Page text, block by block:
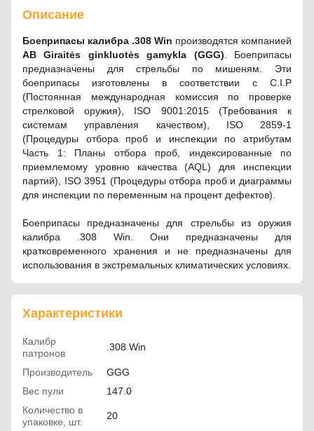
Описание
Боеприпасы калибра .308 Win производятся компанией
AB Giraitės ginkluotės gamykla (GGG) . Боеприпасы
предназначены для стрельбы по мишеням. Эти
боеприпасы изготовлены в соответствии с C.I.P
(Постоянная международная комиссия по проверке
стрелковой оружия), ISO 9001:2015 (Требования к
системам управления качеством), ISO 2859-1
(Процедуры отбора проб и инспекции по атрибутам
Часть 1: Планы отбора проб, индексированные по
приемлемому уровню качества (AQL) для инспекции
партий), ISO 3951 (Процедуры отбора проб и диаграммы
для инспекции по переменным на процент дефектов).
Боеприпасы предназначены для стрельбы из оружия
калибра .308 Win. Они предназначены для
кратковременного хранения и не предназначены для
использования в экстремальных климатических условиях.
Характеристики
Калибр
патронов
.308 Win
Производитель
GGG
Вес пули
147.0
Количество в
упаковке, шт.
20